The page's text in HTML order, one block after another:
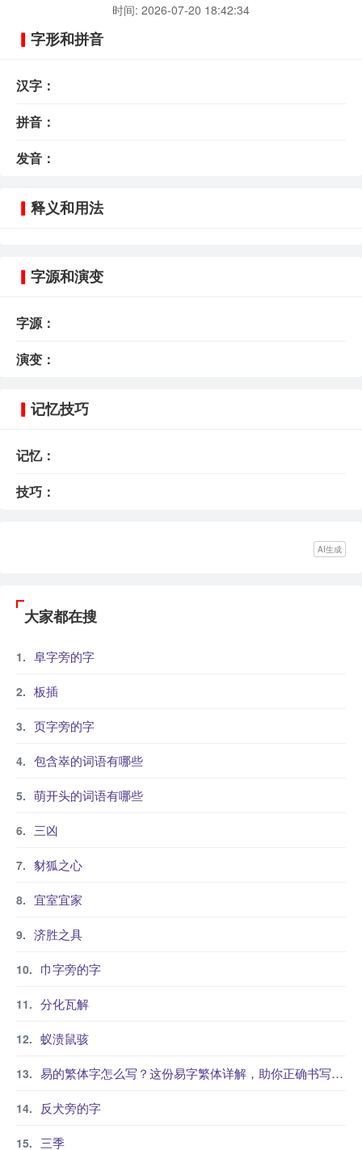
时间: 2026-07-20 18:42:34
字形和拼音
汉字：
拼音：
发音：
释义和用法
字源和演变
字源：
演变：
记忆技巧
记忆：
技巧：
AI生成
大家都在搜
阜字旁的字
板插
页字旁的字
包含崒的词语有哪些
萌开头的词语有哪些
三凶
豺狐之心
宜室宜家
济胜之具
巾字旁的字
分化瓦解
蚁溃鼠骇
易的繁体字怎么写？这份易字繁体详解，助你正确书写汉字_汉字繁体学习
反犬旁的字
三季